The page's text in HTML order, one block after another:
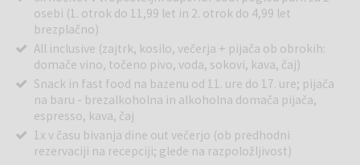
osebi (1. otrok do 11,99 let in 2. otrok do 4,99 let
brezplačno)
All inclusive (zajtrk, kosilo, večerja + pijača ob obrokih:
domače vino, točeno pivo, voda, sokovi, kava, čaj)
Snack in fast food na bazenu od 11. ure do 17. ure; pijača
na baru - brezalkoholna in alkoholna domača pijača,
espresso, kava, čaj
1x v času bivanja dine out večerjo (ob predhodni
rezervaciji na recepciji; glede na razpoložljivost)